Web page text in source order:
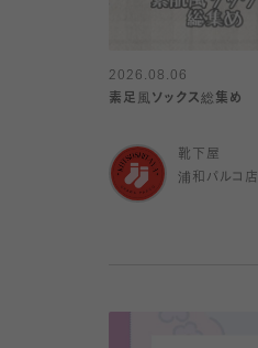
2026.08.06
素足風ソックス総集め
靴下屋
浦和パルコ店